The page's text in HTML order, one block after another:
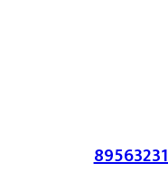
संपर्क :-